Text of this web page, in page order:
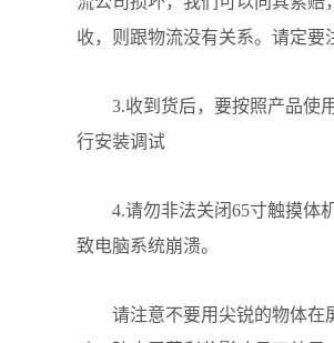
收，则跟物流没有关系。请定要
3.收到货后，要按照产品使
行安装调试
4.请勿非法关闭65寸触摸体
致电脑系统崩溃。
请注意不要用尖锐的物体在